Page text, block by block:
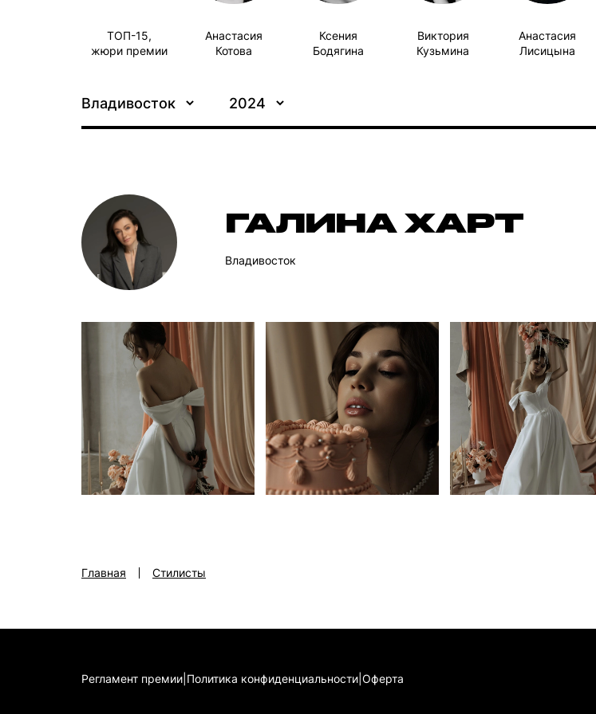
ТОП-15,
жюри премии
Анастасия
Котова
Ксения
Бодягина
Виктория
Кузьмина
Анастасия
Лисицына
Владивосток 2024
ГАЛИНА ХАРТ
Владивосток
Главная Стилисты
Регламент премии Политика конфиденциальности Оферта